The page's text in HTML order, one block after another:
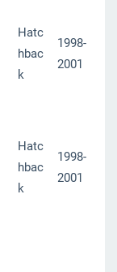
Hatc
hbac
k
1998-
2001
Hatc
hbac
k
1998-
2001